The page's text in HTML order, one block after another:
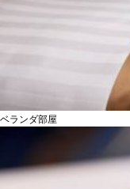
ベランダ部屋